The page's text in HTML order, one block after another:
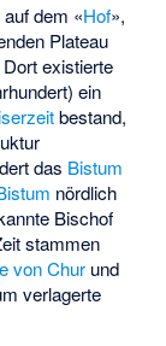
dem «Hof»,
Plateau
existierte
ein
bestand,
das Bistum
nördlich
Bischof
stammen
von Chur und
verlagerte